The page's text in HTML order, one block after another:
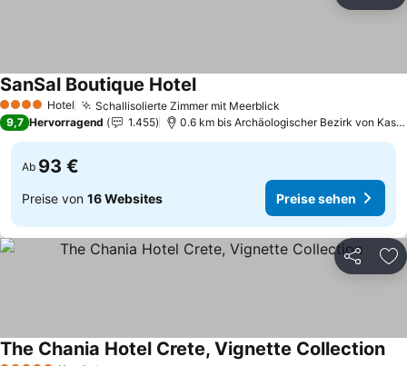
4 Sterne Hotel Schallisolierte Zimmer mit Meerblick
SanSal Boutique HotelPreise sehen
9,7 Hervorragend 1.455 0.6 km bis Archäologischer Bezirk von
Ab 93 €
Preise von 16 Websites Preise sehen
Teilen
The Chania Hotel Crete, Vignette Collection